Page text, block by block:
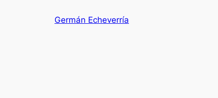
Germán Echeverría